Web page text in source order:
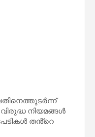
നിയമങ്ങൾ
തൻ്റെ